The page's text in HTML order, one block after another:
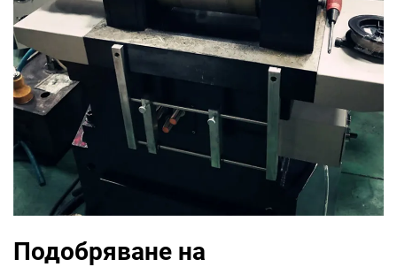
Подобряване на